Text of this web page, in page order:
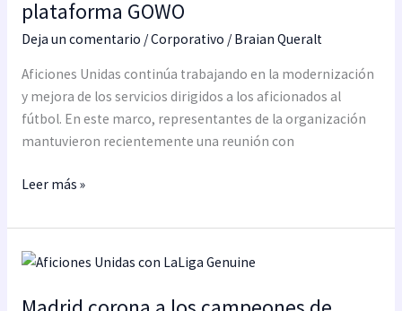
plataforma GOWO
Deja un comentario /Corporativo / Braian Queralt
Aficiones Unidas continúa trabajando en la modernización
y mejora de los servicios dirigidos a los aficionados al
fútbol. En este marco, representantes de la organización
mantuvieron recientemente una reunión con
reúne
con
la
plataforma
GOWO
Leer más »
Madrid
a